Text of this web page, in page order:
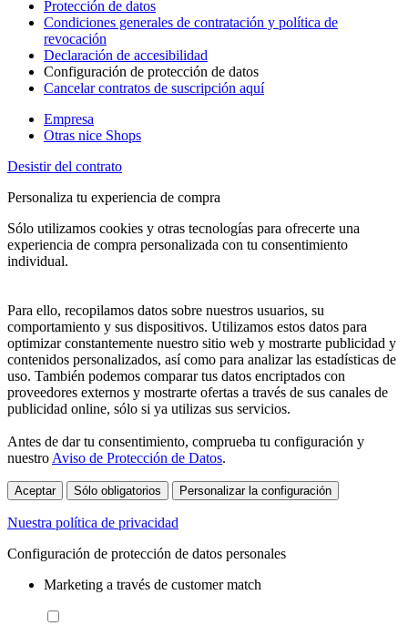
Protección de datos
Condiciones generales de contratación y política de
revocación
Declaración de accesibilidad
Configuración de protección de datos
Cancelar contratos de suscripción aquí
Empresa
Otras nice Shops
Desistir del contrato
Personaliza tu experiencia de compra
Sólo utilizamos cookies y otras tecnologías para ofrecerte una
experiencia de compra personalizada con tu consentimiento
individual.
Para ello, recopilamos datos sobre nuestros usuarios, su
comportamiento y sus dispositivos. Utilizamos estos datos para
optimizar constantemente nuestro sitio web y mostrarte publicidad y
contenidos personalizados, así como para analizar las estadísticas de
uso. También podemos comparar tus datos encriptados con
proveedores externos y mostrarte ofertas a través de sus canales de
publicidad online, sólo si ya utilizas sus servicios.
Antes de dar tu consentimiento, comprueba tu configuración y
nuestro Aviso de Protección de Datos.
Aceptar Sólo obligatorios Personalizar la configuración
Nuestra política de privacidad
Configuración de protección de datos personales
Marketing a través de customer match